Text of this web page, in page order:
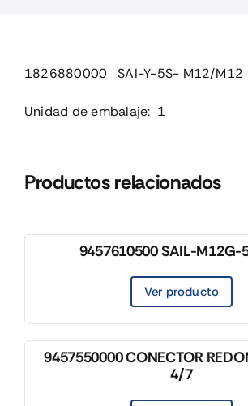
1826880000 SAI-Y-5S- M12/M12
Unidad de embalaje: 1
Productos relacionados
9457610500 SAIL-M12G-
Ver producto
9457550000 CONECTOR
4/7